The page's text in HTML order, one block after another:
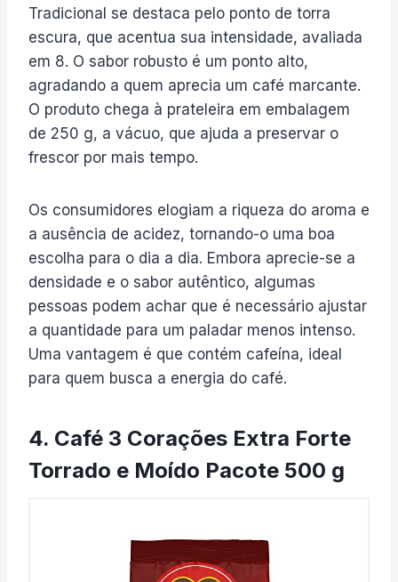
Tradicional se destaca pelo ponto de torra
escura, que acentua sua intensidade, avaliada
em 8. O sabor robusto é um ponto alto,
agradando a quem aprecia um café marcante.
O produto chega à prateleira em embalagem
de 250 g, a vácuo, que ajuda a preservar o
frescor por mais tempo.
Os consumidores elogiam a riqueza do aroma e
a ausência de acidez, tornando-o uma boa
escolha para o dia a dia. Embora aprecie-se a
densidade e o sabor autêntico, algumas
pessoas podem achar que é necessário ajustar
a quantidade para um paladar menos intenso.
Uma vantagem é que contém cafeína, ideal
para quem busca a energia do café.
4. Café 3 Corações Extra Forte
Torrado e Moído Pacote 500 g